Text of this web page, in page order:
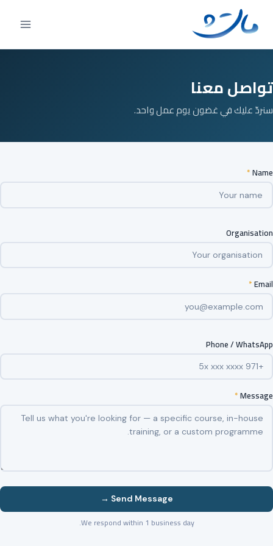
content
تواصل معنا
سنردّ عليك في غضون يوم عمل واحد.
Name
*
Organisation
Email
*
Phone / WhatsApp
Message
*
Send Message →
We respond within 1 business day.